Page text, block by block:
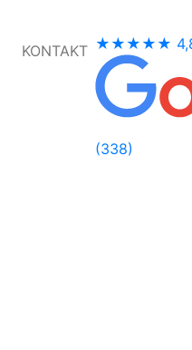
KONTAKT ★★★★★
(338)